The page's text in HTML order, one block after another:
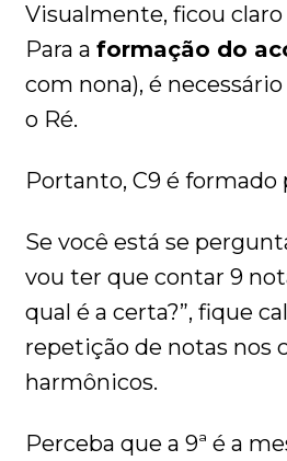
Visualmente, ficou claro
Para aformação do
com nona), é
o Ré.
Portanto, C9 é formado
Se você está se
vou ter que contar 9
qual é a certa?”, fique
repetição de notas nos
harmônicos.
Perceba que a 9ª é a